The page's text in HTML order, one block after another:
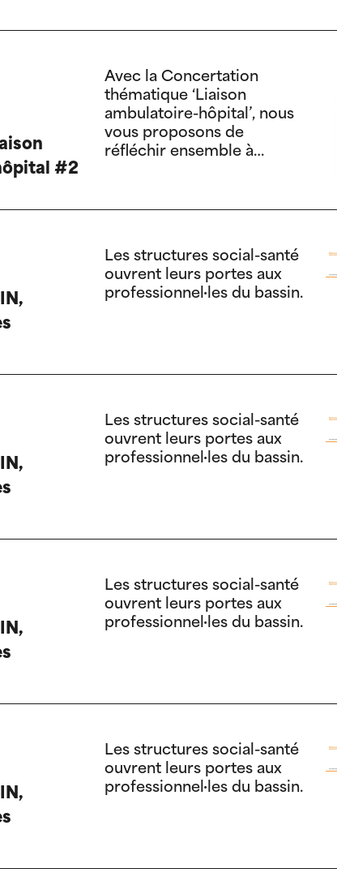
vaccination contre la
#2
Avec la Concertation
thématique ‘Liaison
ambulatoire-hôpital’, nous
vous proposons de
réfléchir ensemble à
hospitalier.
Les structures social-santé
ouvrent leurs portes aux
professionnel·les du bassin.
Les structures social-santé
ouvrent leurs portes aux
professionnel·les du bassin.
Les structures social-santé
ouvrent leurs portes aux
professionnel·les du bassin.
Les structures social-santé
ouvrent leurs portes aux
professionnel·les du bassin.